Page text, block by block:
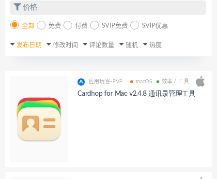
价格
全部 免费 付费 SVIP免费 SVIP优惠
发布日期 修改时间 评论数量 随机 热度
应用玩客-PVP macOS 效率 / 工具
Cardhop for Mac v2.4.8 通讯录管理工具